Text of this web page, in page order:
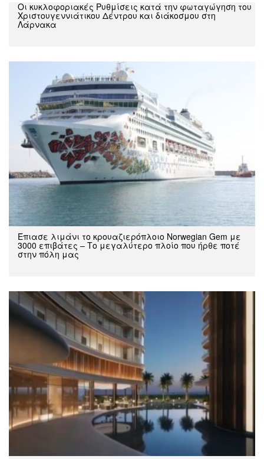
Oι κυκλοφοριακές Ρυθμίσεις κατά την φωταγώγηση του
Χριστουγεννιάτικου Δέντρου και διάκοσμου στη
Λάρνακα
Έπιασε λιμάνι το κρουαζιερόπλοιο Norwegian Gem με
3000 επιβάτες – Το μεγαλύτερο πλοίο που ήρθε ποτέ
στην πόλη μας